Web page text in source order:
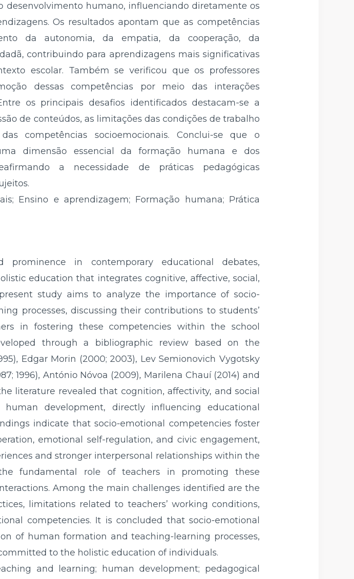
desenvolvimento humano, influenciando diretamente os
Os resultados apontam que as competências
da autonomia, da empatia, da cooperação, da
contribuindo para aprendizagens mais significativas
escolar. Também se verificou que os professores
dessas competências por meio das interações
os principais desafios identificados destacam-se a
de conteúdos, as limitações das condições de trabalho
competências socioemocionais. Conclui-se que o
dimensão essencial da formação humana e dos
a necessidade de práticas pedagógicas
Ensino e aprendizagem; Formação humana; Prática
prominence in contemporary educational debates,
education that integrates cognitive, affective, social,
study aims to analyze the importance of socio-
processes, discussing their contributions to students’
in fostering these competencies within the school
through a bibliographic review based on the
Edgar Morin (2000; 2003), Lev Semionovich Vygotsky
1996), António Nóvoa (2009), Marilena Chauí (2014) and
literature revealed that cognition, affectivity, and social
development, directly influencing educational
indicate that socio-emotional competencies foster
emotional self-regulation, and civic engagement,
and stronger interpersonal relationships within the
fundamental role of teachers in promoting these
Among the main challenges identified are the
limitations related to teachers’ working conditions,
competencies. It is concluded that socio-emotional
of human formation and teaching-learning processes,
to the holistic education of individuals.
and learning; human development; pedagogical